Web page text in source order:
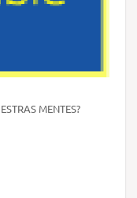
MENTES?